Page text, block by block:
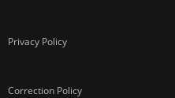
Privacy Policy
Correction Policy